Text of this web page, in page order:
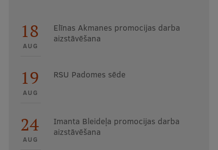
18
AUG
Elīnas Akmanes promocijas darba
aizstāvēšana
19
AUG
RSU Padomes sēde
24
AUG
Imanta Bleideļa promocijas darba
aizstāvēšana